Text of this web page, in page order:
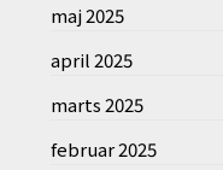
maj 2025
april 2025
marts 2025
februar 2025